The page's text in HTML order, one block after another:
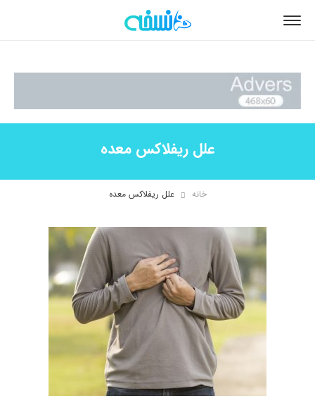
علل ریفلاکس معده
خانه علل ریفلاکس معده